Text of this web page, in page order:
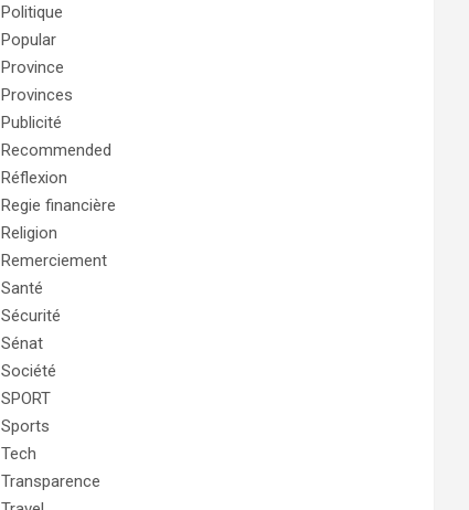
Politique
Popular
Province
Provinces
Publicité
Recommended
Réflexion
Regie financière
Religion
Remerciement
Santé
Sécurité
Sénat
Société
SPORT
Sports
Tech
Transparence